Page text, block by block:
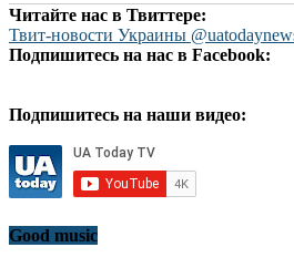
Читайте нас в Твиттере:
Твит-новости Украины
Подпишитесь на нас в Facebook:
Подпишитесь на наши видео:
Good music